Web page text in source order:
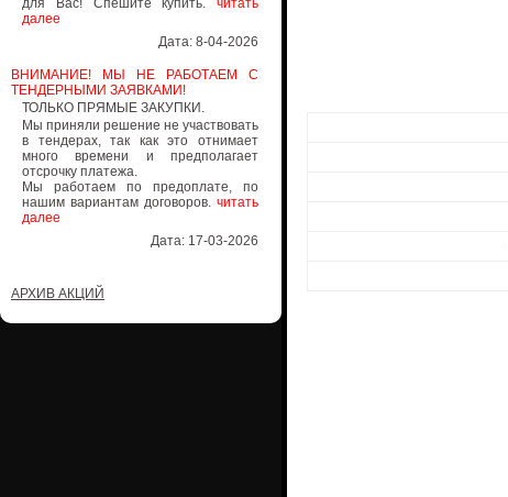
для Вас! Спешите купить. читать
далее
Дата: 8-04-2026
ВНИМАНИЕ! МЫ НЕ РАБОТАЕМ С
ТЕНДЕРНЫМИ ЗАЯВКАМИ!
ТОЛЬКО ПРЯМЫЕ ЗАКУПКИ.
Мы приняли решение не участвовать
в тендерах, так как это отнимает
много времени и предполагает
отсрочку платежа.
Мы работаем по предоплате, по
нашим вариантам договоров. читать
далее
Дата: 17-03-2026
АРХИВ АКЦИЙ